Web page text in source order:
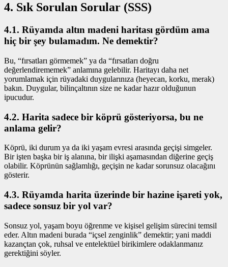
4. Sık Sorulan Sorular (SSS)
4.1. Rüyamda altın madeni haritası gördüm ama
hiç bir şey bulamadım. Ne demektir?
Bu, “fırsatları görmemek” ya da “fırsatları doğru
değerlendirememek” anlamına gelebilir. Haritayı daha net
yorumlamak için rüyadaki duygularınıza (heyecan, korku, merak)
bakın. Duygular, bilinçaltının size ne kadar hazır olduğunun
ipucudur.
4.2. Harita sadece bir köprü gösteriyorsa, bu ne
anlama gelir?
Köprü, iki durum ya da iki yaşam evresi arasında geçişi simgeler.
Bir işten başka bir iş alanına, bir ilişki aşamasından diğerine geçiş
olabilir. Köprünün sağlamlığı, geçişin ne kadar sorunsuz olacağını
gösterir.
4.3. Rüyamda harita üzerinde bir hazine işareti yok,
sadece sonsuz bir yol var?
Sonsuz yol, yaşam boyu öğrenme ve kişisel gelişim sürecini temsil
eder. Altın madeni burada “içsel zenginlik” demektir; yani maddi
kazançtan çok, ruhsal ve entelektüel birikimlere odaklanmanız
gerektiğini söyler.